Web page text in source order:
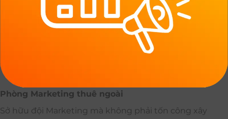
Phòng Marketing thuê ngoài
Sở hữu đội Marketing mà không phải tốn công xây